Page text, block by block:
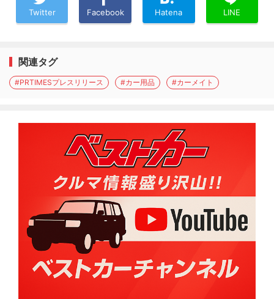
Twitter Facebook Hatena LINE
関連タグ
#PRTIMESプレスリリース #カー用品 #カーメイト